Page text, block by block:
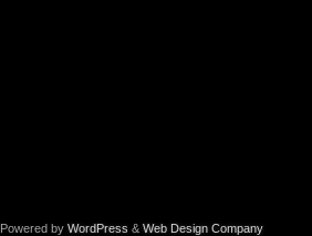
Powered by WordPress & Web Design Company